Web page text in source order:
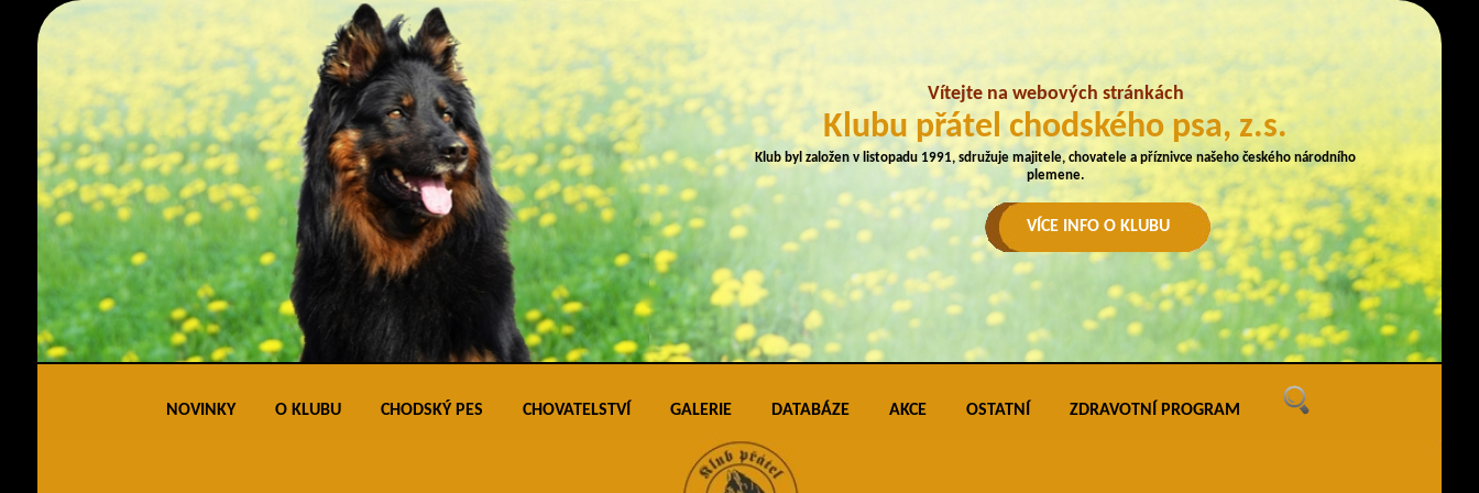
Vítejte na webových stránkách
Klubu přátel chodského psa, z.s.
Klub byl založen v listopadu 1991, sdružuje majitele, chovatele a příznivce našeho českého národního
plemene.
VÍCE INFO O KLUBU
NOVINKY O KLUBU CHODSKÝ PES CHOVATELSTVÍ
Přehled vrhů
GALERIE
Podmínky pro vkládání do galerie úspěšných
DATABÁZE AKCE OSTATNÍ ZDRAVOTNÍ PROGRAM